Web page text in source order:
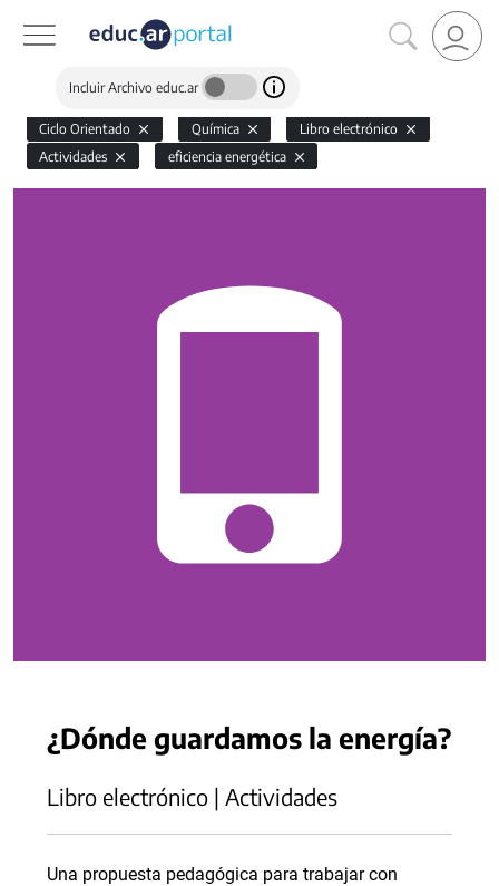
Incluir Archivo educ.ar
Ciclo Orientado Química
Libro electrónico
Actividades
eficiencia energética
¿Dónde guardamos la energía?
Libro electrónico | Actividades
Una propuesta pedagógica para trabajar con